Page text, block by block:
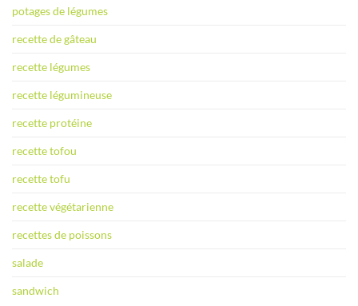
potages de légumes
recette de gâteau
recette légumes
recette légumineuse
recette protéine
recette tofou
recette tofu
recette végétarienne
recettes de poissons
salade
sandwich